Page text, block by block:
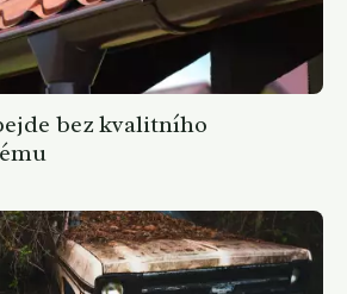
bez kvalitního